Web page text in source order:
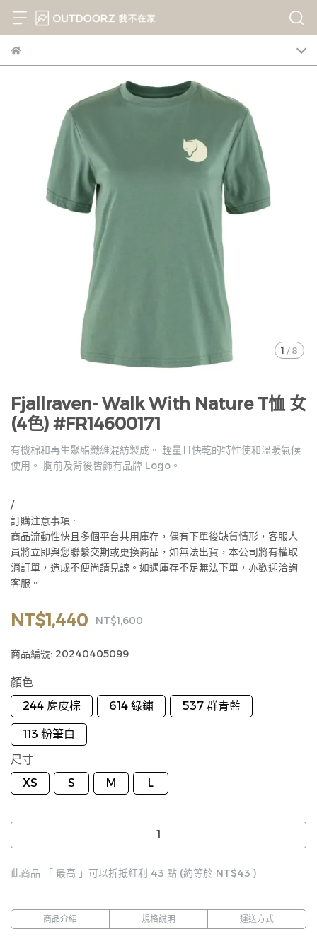
1 / 8
Fjallraven- Walk With Nature T恤 女
(4色) #FR14600171
有機棉和再生聚酯纖維混紡製成。 輕量且快乾的特性使和溫暖氣候
使用。 胸前及背後皆飾有品牌 Logo。
/
訂購注意事項 :
商品流動性快且多個平台共用庫存，偶有下單後缺貨情形，客服人
員將立即與您聯繫交期或更換商品，如無法出貨，本公司將有權取
消訂單，造成不便尚請見諒。如遇庫存不足無法下單，亦歡迎洽詢
客服。
NT$1,440 NT$1,600
商品編號: 20240405099
顏色
244 麂皮棕
614 綠鏽 537 群青藍
113 粉筆白
尺寸
XS
S M L
此商品 「 最高 」可以折抵紅利 43 點 (約等於 NT$43 )
商品介紹 規格說明 運送方式